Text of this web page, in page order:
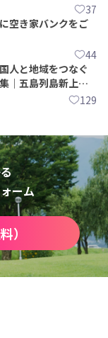
37
空き家バンクをご
44
人と地域をつなぐ
｜五島列島新上五
129
ーム
）